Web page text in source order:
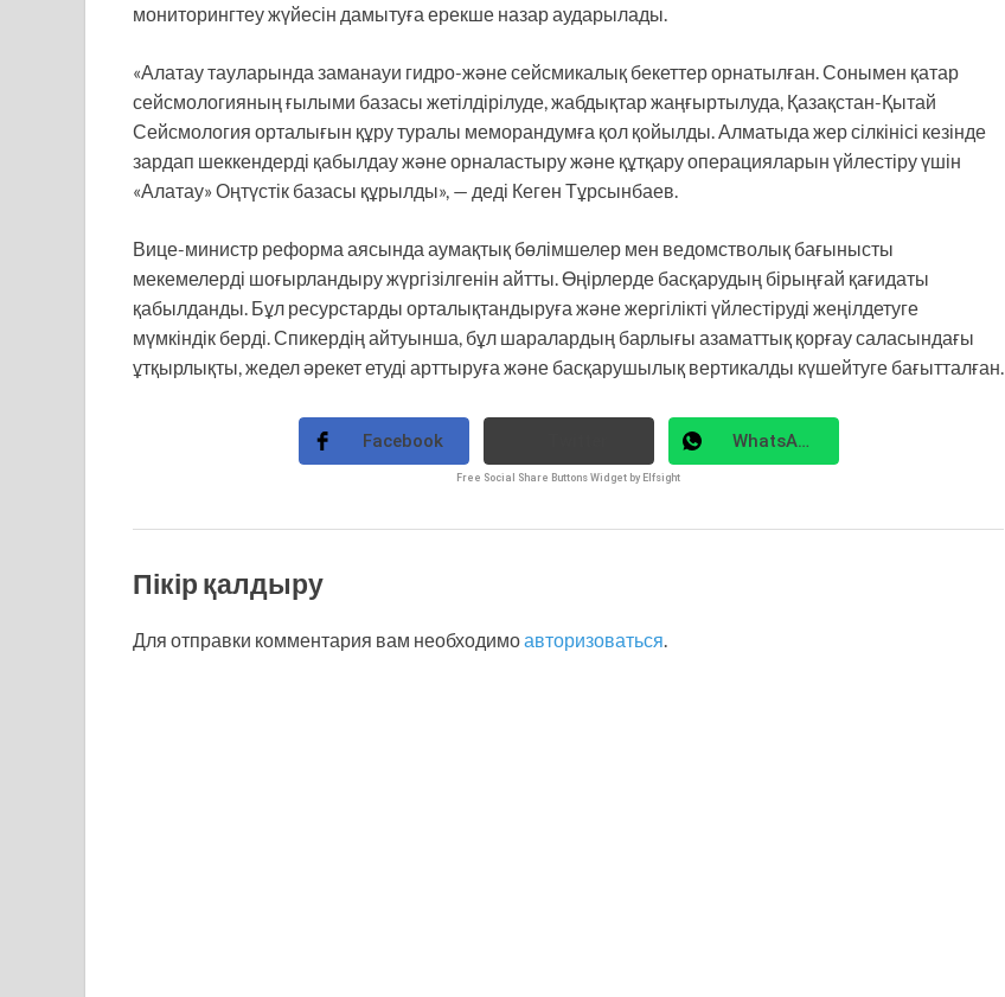
мониторингтеу жүйесін дамытуға ерекше назар аударылады.
«Алатау тауларында заманауи гидро-және сейсмикалық бекеттер орнатылған. Сонымен қатар
сейсмологияның ғылыми базасы жетілдірілуде, жабдықтар жаңғыртылуда, Қазақстан-Қытай
Сейсмология орталығын құру туралы меморандумға қол қойылды. Алматыда жер сілкінісі кезінде
зардап шеккендерді қабылдау және орналастыру және құтқару операцияларын үйлестіру үшін
«Алатау» Оңтүстік базасы құрылды», — деді Кеген Тұрсынбаев.
Вице-министр реформа аясында аумақтық бөлімшелер мен ведомстволық бағынысты
мекемелерді шоғырландыру жүргізілгенін айтты. Өңірлерде басқарудың бірыңғай қағидаты
қабылданды. Бұл ресурстарды орталықтандыруға және жергілікті үйлестіруді жеңілдетуге
мүмкіндік берді. Спикердің айтуынша, бұл шаралардың барлығы азаматтық қорғау саласындағы
ұтқырлықты, жедел әрекет етуді арттыруға және басқарушылық вертикалды күшейтуге бағытталған.
Facebook WhatsApp
Free Social Share Buttons Widget by Elfsight
Пікір қалдыру
Для отправки комментария вам необходимоавторизоваться